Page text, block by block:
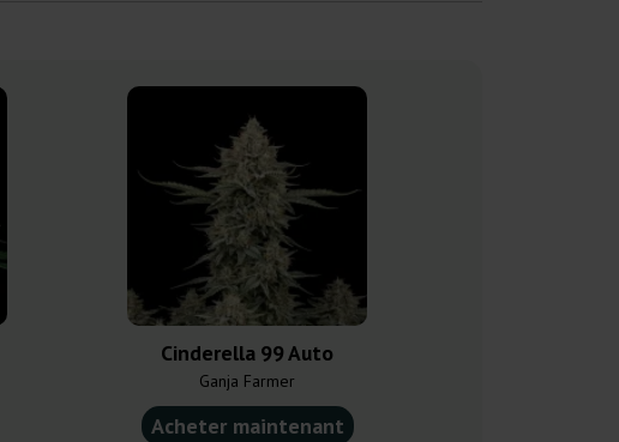
Cinderella 99 Auto
Ganja Farmer
Acheter maintenant